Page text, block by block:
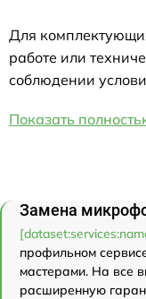
Для
работе или
соблюдении
Показать
Замена
профильном
мастерами. На все
расширенную